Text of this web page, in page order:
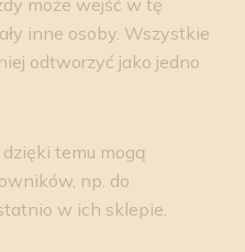
inne osoby. Wszystkie
odtworzyć jako jedno
temu mogą
np. do
w ich sklepie.